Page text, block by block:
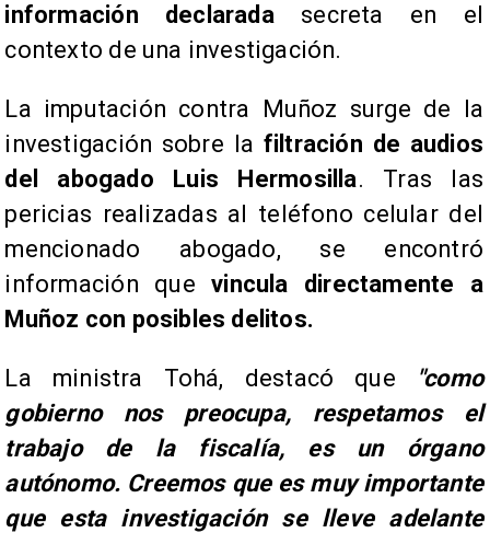
información declarada secreta en el
contexto de una investigación.
La imputación contra Muñoz surge de la
investigación sobre la filtración de audios
del abogado Luis Hermosilla. Tras las
pericias realizadas al teléfono celular del
mencionado abogado, se encontró
información quevincula directamente a
Muñoz con posibles delitos.
​La ministra Tohá, destacó que
"como
gobierno nos preocupa, respetamos el
trabajo de la fiscalía, es un órgano
autónomo. Creemos que es muy importante
que esta investigación se lleve adelante